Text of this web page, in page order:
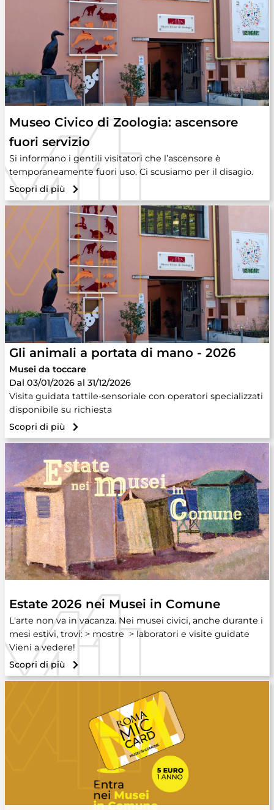
Museo Civico di Zoologia: ascensore
fuori servizio
Si informano i gentili visitatori che l’ascensore è
temporaneamente fuori uso. Ci scusiamo per il disagio.
Scopri di più
Gli animali a portata di mano - 2026
Musei da toccare
Dal 03/01/2026 al 31/12/2026
Visita guidata tattile-sensoriale con operatori specializzati
disponibile su richiesta
Scopri di più
Estate 2026 nei Musei in Comune
L'arte non va in vacanza. Nei musei civici, anche durante i
mesi estivi, trovi: > mostre > laboratori e visite guidate
Vieni a vedere!
Scopri di più